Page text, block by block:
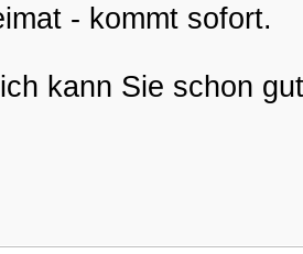
- kommt sofort.
kann Sie schon